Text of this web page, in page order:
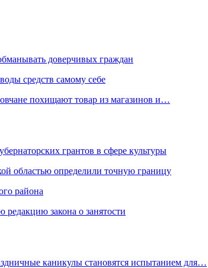
доверчивых граждан
средств самому себе
похищают товар из магазинов и…
грантов в сфере культуры
областью определили точную границу
района
редакцию закона о занятости
каникулы становятся испытанием для…